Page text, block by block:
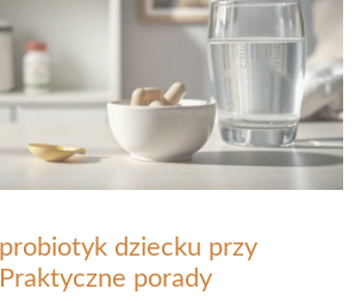
dziecku przy
porady